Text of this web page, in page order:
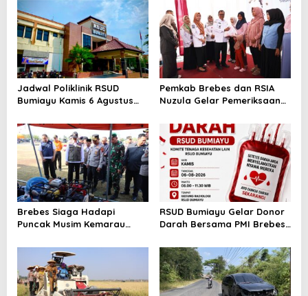
Jadwal Poliklinik RSUD
Bumiayu Kamis 6 Agustus
Dokter Sebelum Berkunjung
Pemkab Brebes dan RSIA
Nuzula Gelar Pemeriksaan
Perkuat Kesehatan Ibu dan
Bayi
Brebes Siaga Hadapi
Puncak Musim Kemarau
Kesiapsiagaan Bencana dan
Karhutla
RSUD Bumiayu Gelar Donor
Darah Bersama PMI Brebes
Indonesia